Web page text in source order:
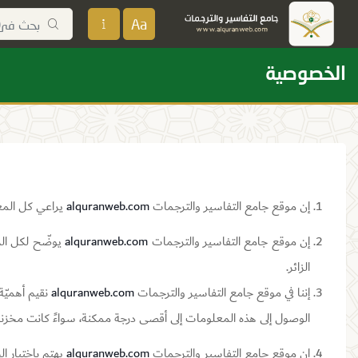
Aa
الخصوصية
إن موقع جامع التفاسير والترجماتalquranweb.comيراعي كل
إن موقع جامع التفاسير والترجماتalquranweb.comيوضّح لكل
الزائر.
إننا في موقع جامع التفاسير والترجماتalquranweb.comنقيم
الوصول إلى هذه المعلومات إلى أقصى درجة ممكنة، سواءً كانت
إن موقع جامع التفاسير والترجماتalquranweb.comيهتم